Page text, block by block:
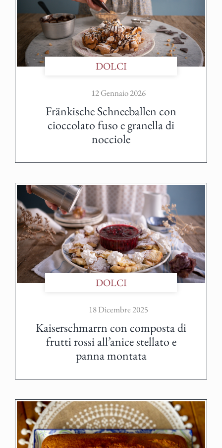
DOLCI
12 Gennaio 2026
Fränkische Schneeballen con
cioccolato fuso e granella di
nocciole
DOLCI
18 Dicembre 2025
Kaiserschmarrn con composta di
frutti rossi all’anice stellato e
panna montata